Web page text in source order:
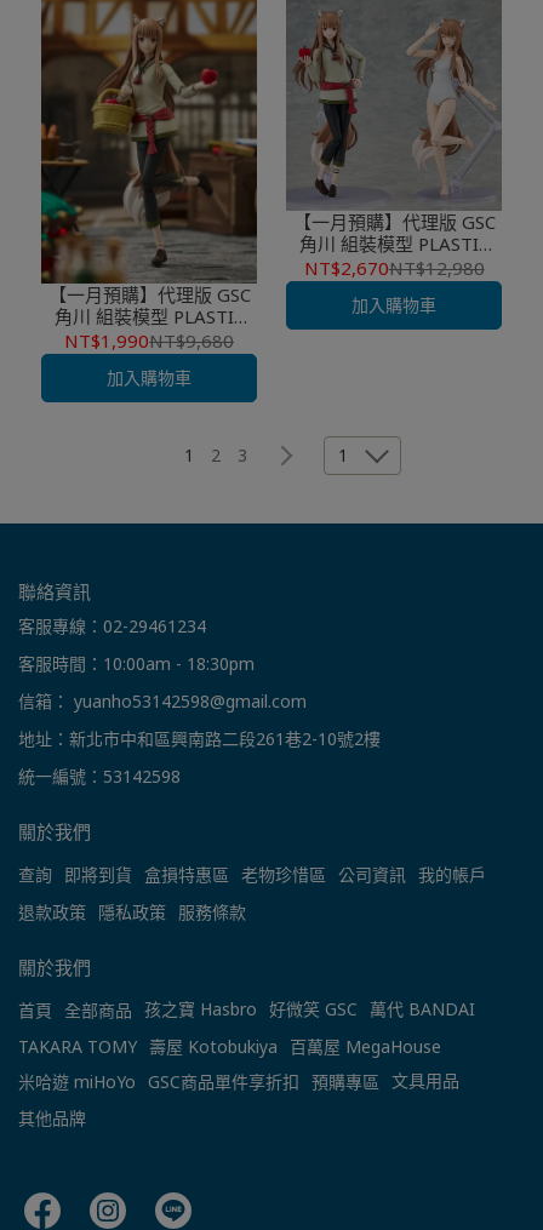
【一月預購】代理版 GSC
角川 組裝模型 PLASTIC
MODEL SERIES 狼與辛香
料 赫蘿
NT$1,990NT$9,680
加入購物車
【一月預購】代理版 GSC
角川 組裝模型 PLASTIC
MODEL SERIES 狼與辛香
料 赫蘿 DX
NT$2,670NT$12,980
加入購物車
1 2 3 1
聯絡資訊
客服專線：02-29461234
客服時間：10:00am - 18:30pm
信箱： yuanho53142598@gmail.com
地址：新北市中和區興南路二段261巷2-10號2樓
統一編號：53142598
關於我們
查詢 即將到貨 盒損特惠區 老物珍惜區 公司資訊 我的帳戶
退款政策 隱私政策 服務條款
關於我們
首頁 全部商品 孩之寶 Hasbro 好微笑 GSC
萬代 BANDAI
TAKARA TOMY 壽屋 Kotobukiya
百萬屋 MegaHouse
米哈遊 miHoYo GSC商品單件享折扣 預購專區 文具用品
其他品牌